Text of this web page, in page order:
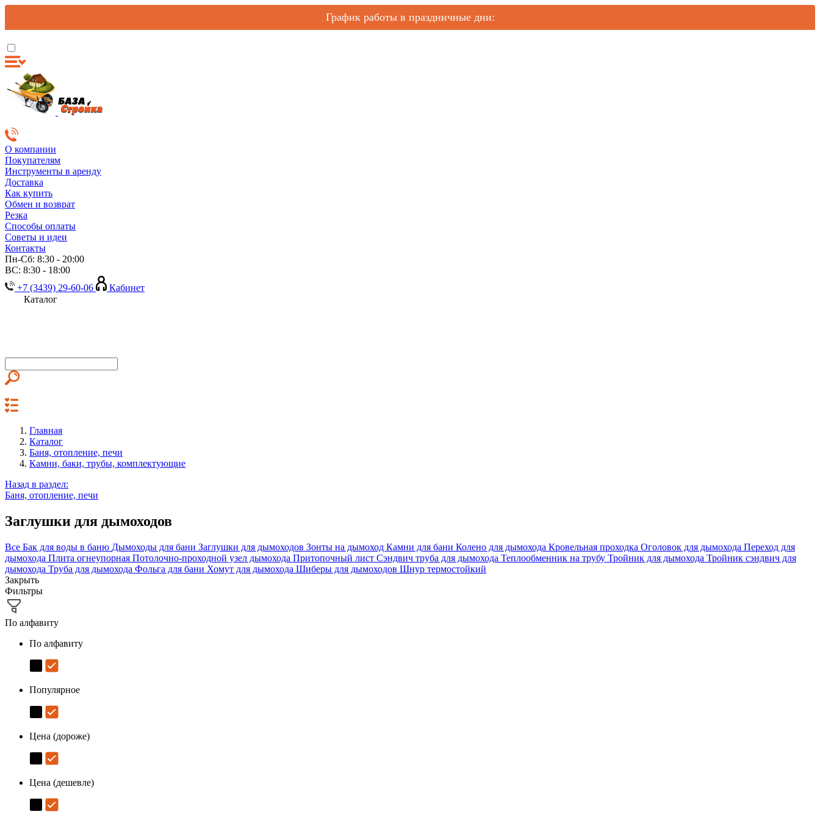
График работы в праздничные дни:
О компании
Покупателям
Инструменты в аренду
Доставка
Как купить
Обмен и возврат
Резка
Способы оплаты
Советы и идеи
Контакты
Пн-Сб: 8:30 - 20:00
ВС: 8:30 - 18:00
+7 (3439) 29-60-06
Кабинет
Каталог
Главная
Каталог
Баня, отопление, печи
Камни, баки, трубы, комплектующие
Назад в раздел:
Баня, отопление, печи
Заглушки для дымоходов
Все Бак для воды в баню Дымоходы для бани Заглушки для дымоходов Зонты на дымоход Камни для бани Колено для дымохода Кровельная проходка Оголовок для дымохода Переход для
дымохода Плита огнеупорная Потолочно-проходной узел дымохода Притопочный лист Сэндвич труба для дымохода Теплообменник на трубу Тройник для дымохода Тройник сэндвич для
дымохода Труба для дымохода Фольга для бани Хомут для дымохода Шиберы для дымоходов Шнур термостойкий
Закрыть
Фильтры
По алфавиту
По алфавиту
Популярное
Цена (дороже)
Цена (дешевле)